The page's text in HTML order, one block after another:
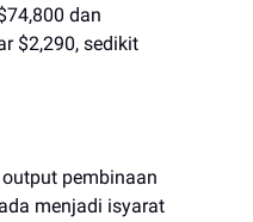
dan
$2,290, sedikit
pembinaan
menjadi isyarat